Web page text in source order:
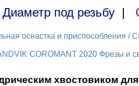
Диаметр под резьбу |
оснастка и приспособления /
COROMANT 2020 Фрезы и
хвостовиком